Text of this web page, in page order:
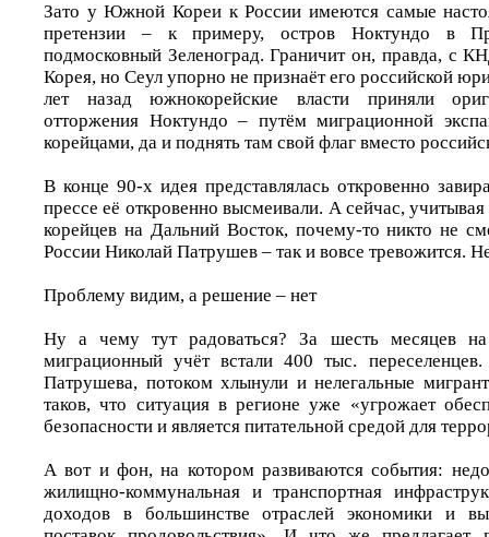
Зато у Южной Кореи к России имеются самые
претензии – к примеру, остров Ноктундо в
подмосковный Зеленоград. Граничит он, правда, с
Корея, но Сеул упорно не признаёт его российской
лет назад южнокорейские власти приняли
отторжения Ноктундо – путём миграционной
корейцами, да и поднять там свой флаг вместо
В конце 90-х идея представлялась откровенно
прессе её откровенно высмеивали. А сейчас,
корейцев на Дальний Восток, почему-то никто не
России Николай Патрушев – так и вовсе тревожится.
Проблему видим, а решение – нет
Ну а чему тут радоваться? За шесть месяцев
миграционный учёт встали 400 тыс.
Патрушева, потоком хлынули и нелегальные
таков, что ситуация в регионе уже «угрожает
безопасности и является питательной средой для
А вот и фон, на котором развиваются события:
жилищно-коммунальная и транспортная
доходов в большинстве отраслей экономики и